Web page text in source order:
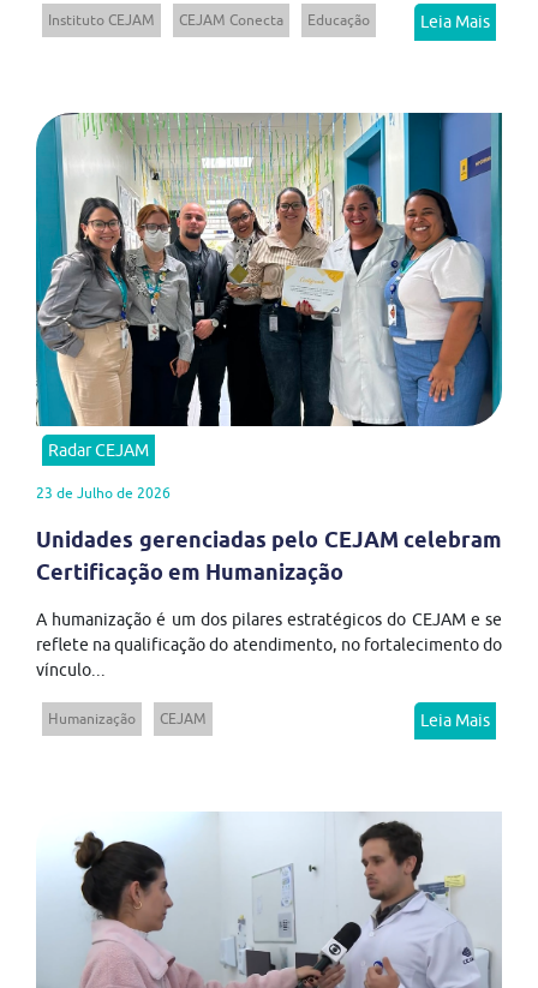
Instituto CEJAM CEJAM Conecta Educação Leia Mais
Radar CEJAM
23 de Julho de 2026
Unidades gerenciadas pelo CEJAM celebram
Certificação em Humanização
A humanização é um dos pilares estratégicos do CEJAM e se
reflete na qualificação do atendimento, no fortalecimento do
vínculo...
Humanização CEJAM Leia Mais